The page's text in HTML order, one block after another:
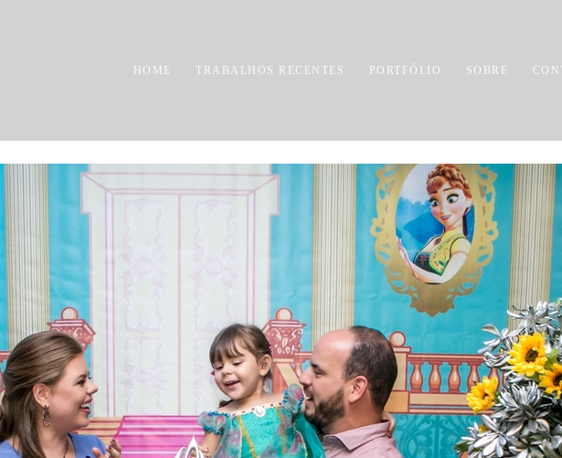
HOME TRABALHOS RECENTES PORTFÓLIO SOBRE